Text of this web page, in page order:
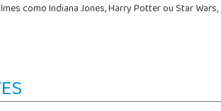
como Indiana Jones, Harry Potter ou Star